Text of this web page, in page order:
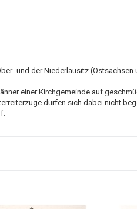
und der Niederlausitz
einer Kirchgemeinde auf
dürfen sich dabei nicht